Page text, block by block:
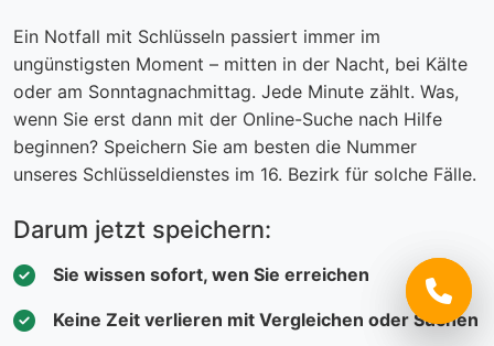
Ein Notfall mit Schlüsseln passiert immer im
ungünstigsten Moment – mitten in der Nacht, bei Kälte
oder am Sonntagnachmittag. Jede Minute zählt. Was,
wenn Sie erst dann mit der Online-Suche nach Hilfe
beginnen? Speichern Sie am besten die Nummer
unseres Schlüsseldienstes im 16. Bezirk für solche Fälle.
Darum jetzt speichern:
Sie wissen sofort, wen Sie erreichen
Keine Zeit verlieren mit Vergleichen oder Suchen